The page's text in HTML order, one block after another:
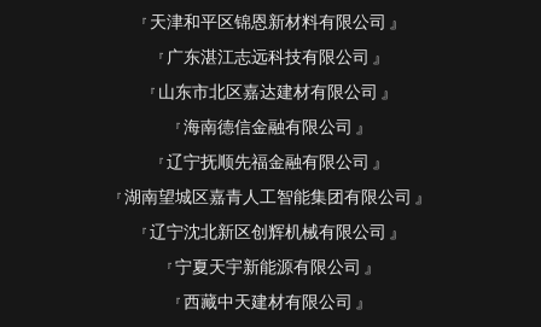
天津和平区锦恩新材料有限公司
广东湛江志远科技有限公司
山东市北区嘉达建材有限公司
海南德信金融有限公司
辽宁抚顺先福金融有限公司
湖南望城区嘉青人工智能集团有限公司
辽宁沈北新区创辉机械有限公司
宁夏天宇新能源有限公司
西藏中天建材有限公司